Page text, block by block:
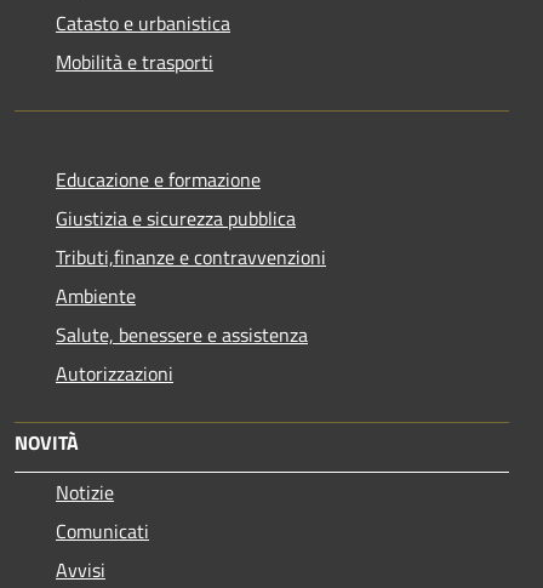
Catasto e urbanistica
Mobilità e trasporti
Educazione e formazione
Giustizia e sicurezza pubblica
Tributi,finanze e contravvenzioni
Ambiente
Salute, benessere e assistenza
Autorizzazioni
NOVITÀ
Notizie
Comunicati
Avvisi